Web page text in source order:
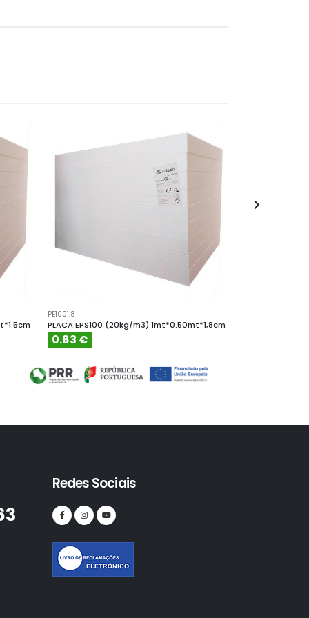
PE1001.8
PLACA EPS100 (20kg/m3) 1mt*0.50mt*1,8cm
0.83 €
Redes Sociais